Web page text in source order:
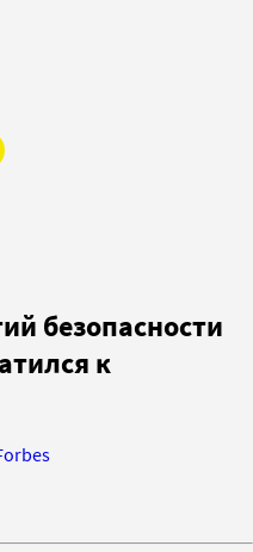
безопасности
к